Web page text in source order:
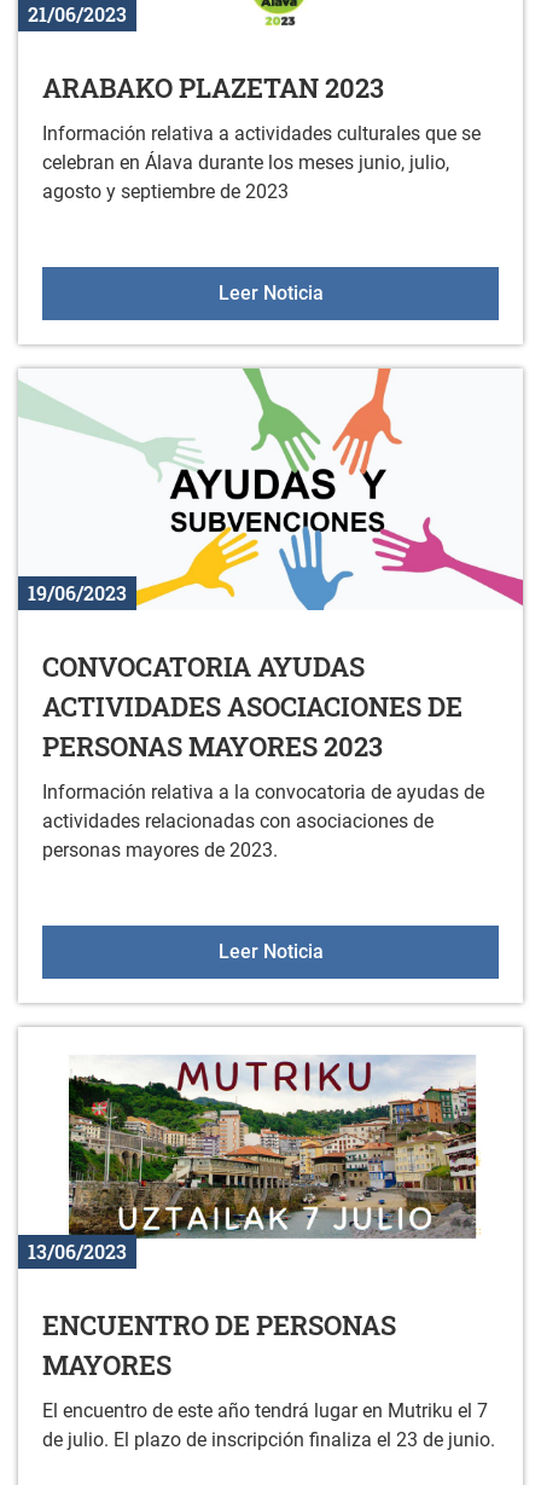
21/06/2023
ARABAKO PLAZETAN 2023
Información relativa a actividades culturales que se
celebran en Álava durante los meses junio, julio,
agosto y septiembre de 2023
Leer NoticiaARABAKO PLAZETAN
19/06/2023
CONVOCATORIA AYUDAS
ACTIVIDADES ASOCIACIONES DE
PERSONAS MAYORES 2023
Información relativa a la convocatoria de ayudas de
actividades relacionadas con asociaciones de
personas mayores de 2023.
Leer NoticiaCONVOCATORIA
13/06/2023
ENCUENTRO DE PERSONAS
MAYORES
El encuentro de este año tendrá lugar en Mutriku el 7
de julio. El plazo de inscripción finaliza el 23 de junio.